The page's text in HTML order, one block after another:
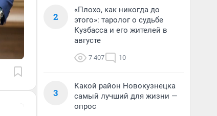
2
«Плохо, как никогда до
этого»: таролог о судьбе
Кузбасса и его жителей в
августе
7 407 10
3
Какой район Новокузнецка
самый лучший для жизни —
опрос